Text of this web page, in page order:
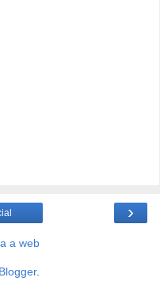
›
a web
Blogger.